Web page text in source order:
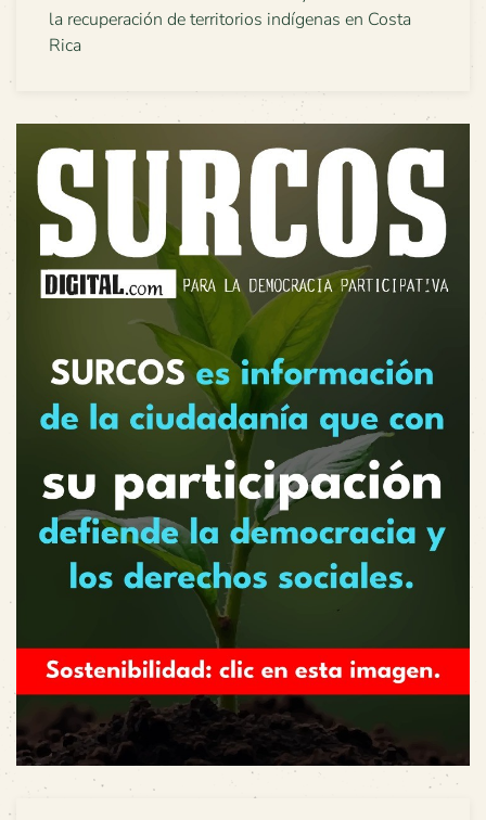
la recuperación de territorios indígenas en Costa
Rica